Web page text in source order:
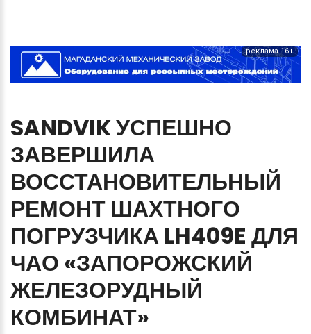
реклама 16+
SANDVIKУСПЕШНО
ЗАВЕРШИЛА
ВОССТАНОВИТЕЛЬНЫЙ
РЕМОНТ ШАХТНОГО
ПОГРУЗЧИКА LH409E ДЛЯ
ЧАО «ЗАПОРОЖСКИЙ
ЖЕЛЕЗОРУДНЫЙ
КОМБИНАТ»